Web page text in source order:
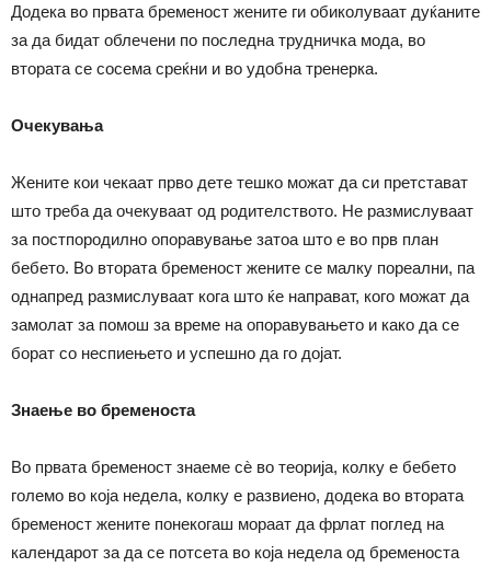
Додека во првата бременост жените ги обиколуваат дуќаните
за да бидат облечени по последна трудничка мода, во
втората се сосема среќни и во удобна тренерка.
Очекувања
Жените кои чекаат прво дете тешко можат да си претстават
што треба да очекуваат од родителството. Не размислуваат
за постпородилно опоравување затоа што е во прв план
бебето. Во втората бременост жените се малку пореални, па
однапред размислуваат кога што ќе направат, кого можат да
замолат за помош за време на опоравувањето и како да се
борат со неспиењето и успешно да го дојат.
Знаење во бременоста
Во првата бременост знаеме сѐ во теорија, колку е бебето
големо во која недела, колку е развиено, додека во втората
бременост жените понекогаш мораат да фрлат поглед на
календарот за да се потсета во која недела од бременоста